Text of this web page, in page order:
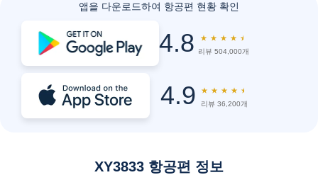
앱을 다운로드하여 항공편 현황 확인
4.8 ★ ★ ★ ★ ★
리뷰 504,000개
4.9 ★ ★ ★ ★ ★
리뷰 36,200개
XY3833 항공편 정보